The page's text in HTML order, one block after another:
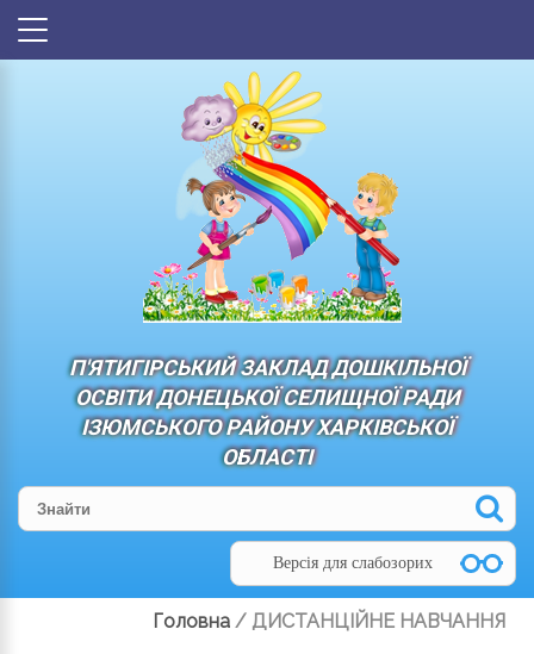
П'ЯТИГІРСЬКИЙ ЗАКЛАД ДОШКІЛЬНОЇ
ОСВІТИ ДОНЕЦЬКОЇ СЕЛИЩНОЇ РАДИ
ІЗЮМСЬКОГО РАЙОНУ ХАРКІВСЬКОЇ
ОБЛАСТІ
Версія для слабозорих
Головна / ДИСТАНЦІЙНЕ НАВЧАННЯ